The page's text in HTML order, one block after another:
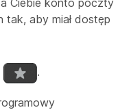
Ciebie konto poczty
tak, aby miał dostęp
.